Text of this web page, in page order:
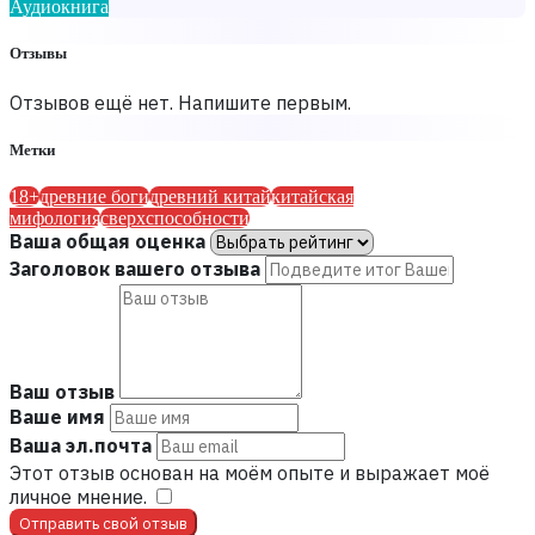
Аудиокнига
Отзывы
Отзывов ещё нет. Напишите первым.
Метки
18+древние богидревний китайкитайская
мифологиясверхспособности
Ваша общая оценка
Заголовок вашего отзыва
Ваш отзыв
Ваше имя
Ваша эл.почта
Этот отзыв основан на моём опыте и выражает моё
личное мнение.
Отправить свой отзыв